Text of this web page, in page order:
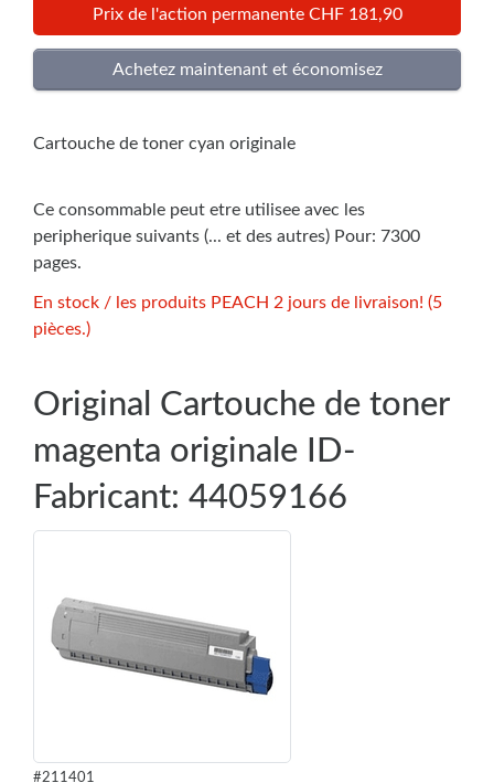
Prix de l'action permanente CHF 181,90
Cartouche de toner cyan originale
Ce consommable peut etre utilisee avec les
peripherique suivants (... et des autres) Pour: 7300
pages.
En stock / les produits PEACH 2 jours de livraison! (5
pièces.)
Original Cartouche de toner
magenta originale ID-
Fabricant: 44059166
#211401